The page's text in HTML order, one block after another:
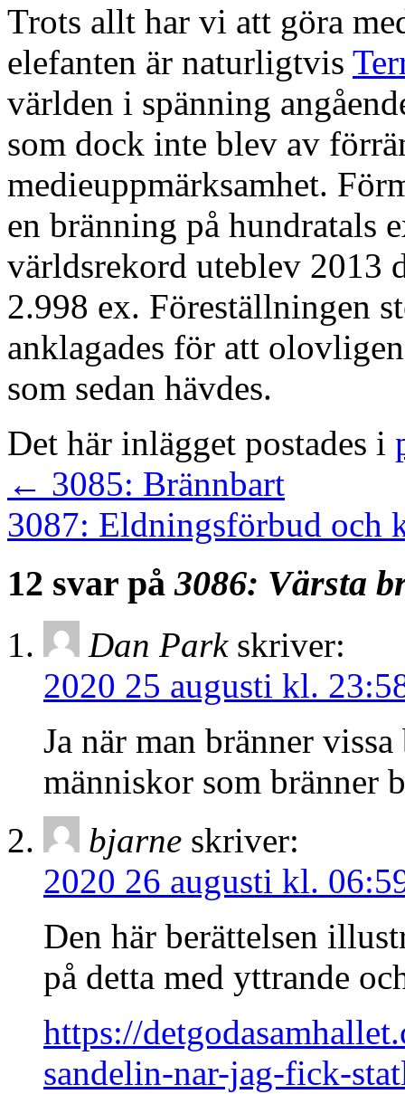
Trots allt har vi att göra
elefanten är naturligtvis
världen i spänning
som dock inte blev av
medieuppmärksamhet.
en bränning på hundratals
världsrekord uteblev 2013
2.998 ex. Föreställningen
anklagades för att
som sedan hävdes.
Det här inlägget postades i
← 3085: Brännbart
3087: Eldningsförbud och
12 svar på3086: Värsta
Dan Park skriver:
2020 25 augusti kl.
Ja när man bränner
människor som bränner
bjarne skriver:
2020 26 augusti kl.
Den här berättelsen
på detta med yttrande
https://
sandelin-nar-jag-fick-